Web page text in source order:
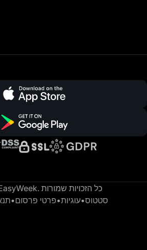
© 2026 EasyWeek. כל הזכויות שמורות
•פרטי פרסום•עוגיות•סטטוס